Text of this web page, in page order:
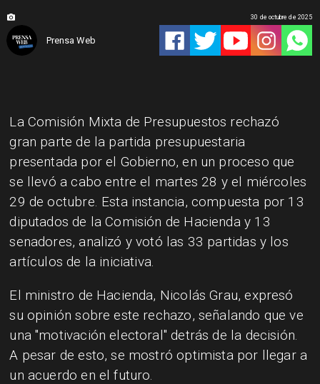
Prensa Web
30 de octubre de 2025
La Comisión Mixta de Presupuestos rechazó
gran parte de la partida presupuestaria
presentada por el Gobierno, en un proceso que
se llevó a cabo entre el martes 28 y el miércoles
29 de octubre. Esta instancia, compuesta por 13
diputados de la Comisión de Hacienda y 13
senadores, analizó y votó las 33 partidas y los
artículos de la iniciativa.
El ministro de Hacienda, Nicolás Grau, expresó
su opinión sobre este rechazo, señalando que ve
una "motivación electoral" detrás de la decisión.
A pesar de esto, se mostró optimista por llegar a
un acuerdo en el futuro.